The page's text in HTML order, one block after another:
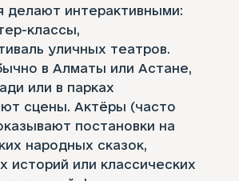
делают интерактивными:
классы,
уличных театров.
в Алматы или Астане,
или в парках
сцены. Актёры (часто
постановки на
народных сказок,
историй или классических